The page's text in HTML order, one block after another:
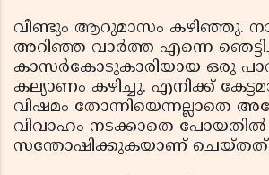
വീണ്ടും ആറുമാസം കഴിഞ്ഞു.
അറിഞ്ഞ വാര്‍ത്ത എന്നെ
കാസര്‍കോടുകാരിയായ ഒരു
കല്യാണം കഴിച്ചു. എനിക്ക്
വിഷമം തോന്നിയെന്നല്ലാതെ
വിവാഹം നടക്കാതെ പോയതില്‍
സന്തോഷിക്കുകയാണ്